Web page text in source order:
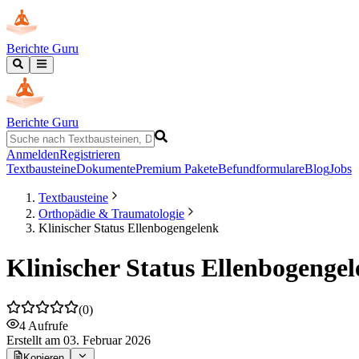
Berichte Guru
Berichte Guru
AnmeldenRegistrieren
TextbausteineDokumentePremium PaketeBefundformulareBlogJobs
Textbausteine
Orthopädie & Traumatologie
Klinischer Status Ellenbogengelenk
Klinischer Status
(0)
4 Aufrufe
Erstellt am 03. Februar 2026